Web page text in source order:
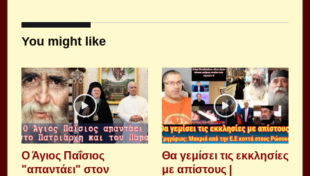
You might like
Ο Άγιος Παΐσιος
"απαντάει" στον
Θα γεμίσει τις εκκλησίες
με απίστους |